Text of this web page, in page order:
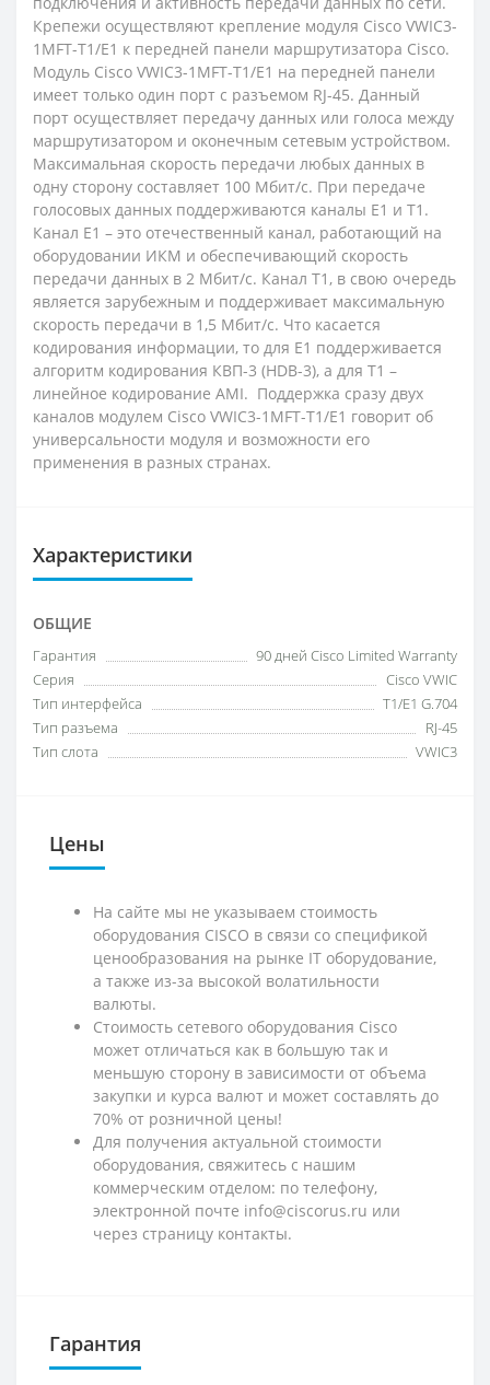
Крепежи осуществляют крепление модуля Cisco VWIC3-
1MFT-T1/E1 к передней панели маршрутизатора Cisco.
Модуль Cisco VWIC3-1MFT-T1/E1 на передней панели
имеет только один порт с разъемом RJ-45. Данный
порт осуществляет передачу данных или голоса между
маршрутизатором и оконечным сетевым устройством.
Максимальная скорость передачи любых данных в
одну сторону составляет 100 Мбит/с. При передаче
голосовых данных поддерживаются каналы E1 и T1.
Канал E1 – это отечественный канал, работающий на
оборудовании ИКМ и обеспечивающий скорость
передачи данных в 2 Мбит/с. Канал T1, в свою очередь
является зарубежным и поддерживает максимальную
скорость передачи в 1,5 Мбит/с. Что касается
кодирования информации, то для E1 поддерживается
алгоритм кодирования КВП-3 (HDB-3), а для T1 –
линейное кодирование AMI. Поддержка сразу двух
каналов модулем Cisco VWIC3-1MFT-T1/E1 говорит об
универсальности модуля и возможности его
применения в разных странах.
Характеристики
ОБЩИЕ
Гарантия
90 дней Cisco Limited Warranty
Серия
Cisco VWIC
Тип интерфейса
T1/E1 G.704
Тип разъема
RJ-45
Тип слота
VWIC3
Цены
На сайте мы не указываем стоимость
оборудования CISCO в связи со спецификой
ценообразования на рынке IT оборудование,
а также из-за высокой волатильности
валюты.
Стоимость сетевого оборудования Cisco
может отличаться как в большую так и
меньшую сторону в зависимости от объема
закупки и курса валют и может составлять до
70% от розничной цены!
Для получения актуальной стоимости
оборудования, свяжитесь с нашим
коммерческим отделом: по телефону,
электронной почте info@ciscorus.ru или
через страницу контакты.
Гарантия